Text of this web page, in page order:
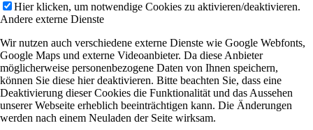
Hier klicken, um notwendige Cookies zu aktivieren/deaktivieren.
Andere externe Dienste
Wir nutzen auch verschiedene externe Dienste wie Google Webfonts,
Google Maps und externe Videoanbieter. Da diese Anbieter
möglicherweise personenbezogene Daten von Ihnen speichern,
können Sie diese hier deaktivieren. Bitte beachten Sie, dass eine
Deaktivierung dieser Cookies die Funktionalität und das Aussehen
unserer Webseite erheblich beeinträchtigen kann. Die Änderungen
werden nach einem Neuladen der Seite wirksam.